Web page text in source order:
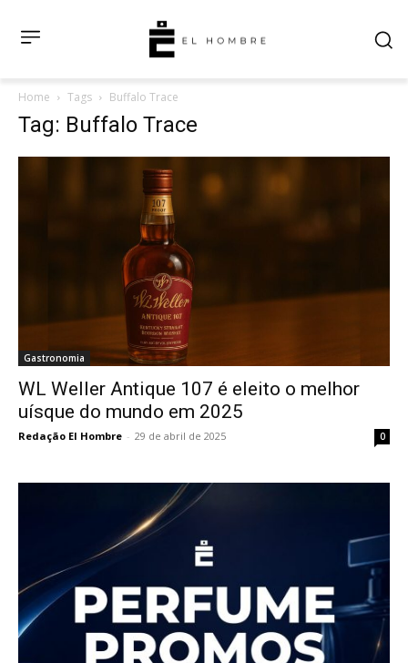
Home Tags Buffalo Trace
Tag: Buffalo Trace
Gastronomia
WL Weller Antique 107 é eleito o melhor
uísque do mundo em 2025
Redação El Hombre - 29 de abril de 2025 0